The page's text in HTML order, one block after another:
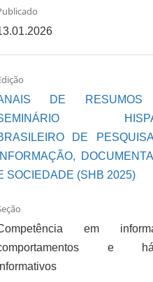
DE
DE
INFORMAÇÃO,
SOCIEDADE (SHB 2025)
em
e